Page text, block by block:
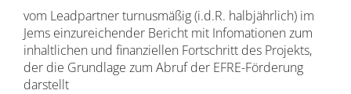
vom Leadpartner turnusmäßig (i.d.R. halbjährlich) im
Jems einzureichender Bericht mit Infomationen zum
inhaltlichen und finanziellen Fortschritt des Projekts,
der die Grundlage zum Abruf der EFRE-Förderung
darstellt